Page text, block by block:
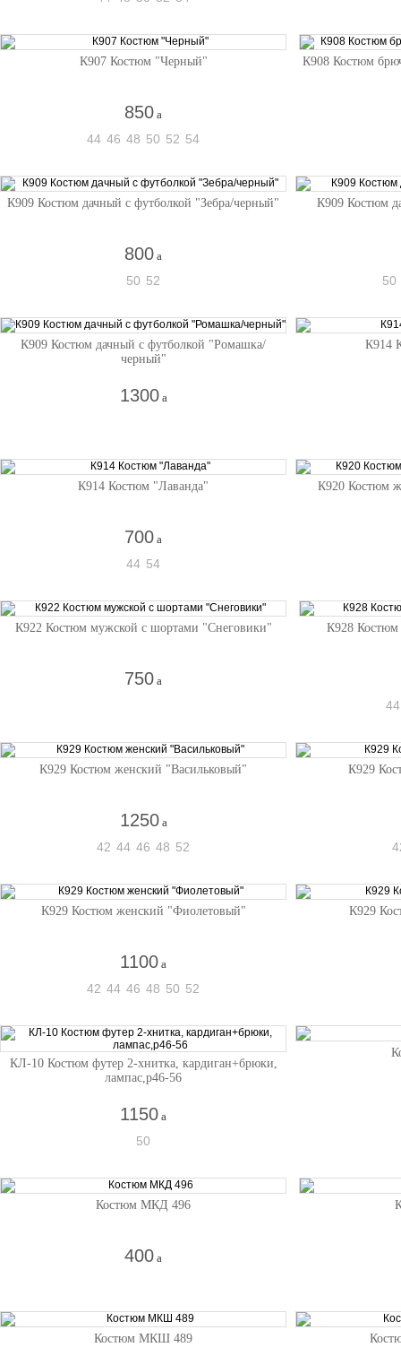
К907 Костюм "Черный"
850 a
44 46 48 50 52 54
К908 Костюм
К909 Костюм дачный с футболкой "Зебра/черный"
800 a
50 52
К909 Костюм
50
К909 Костюм дачный с футболкой "Ромашка/
черный"
1300 a
К914
К914 Костюм "Лаванда"
700 a
44 54
К920 Костюм
К922 Костюм мужской с шортами "Снеговики"
750 a
К928 Костюм
44
К929 Костюм женский "Васильковый"
1250 a
42 44 46 48 52
К929
К929 Костюм женский "Фиолетовый"
1100 a
42 44 46 48 50 52
К929
КЛ-10 Костюм футер 2-хнитка, кардиган+брюки,
лампас,р46-56
1150 a
50
Костюм МКД 496
400 a
Костюм МКШ 489